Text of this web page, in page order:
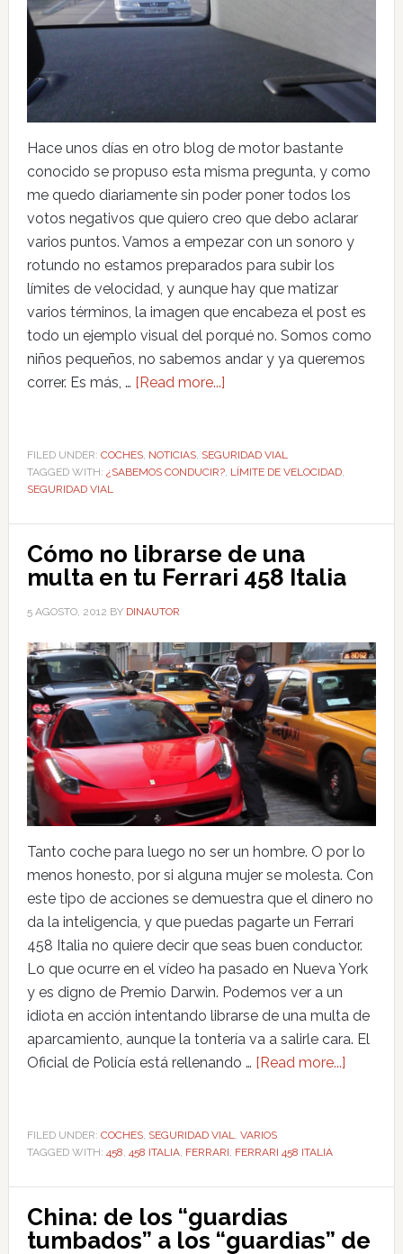
Hace unos días en otro blog de motor bastante
conocido se propuso esta misma pregunta, y como
me quedo diariamente sin poder poner todos los
votos negativos que quiero creo que debo aclarar
varios puntos. Vamos a empezar con un sonoro y
rotundo no estamos preparados para subir los
límites de velocidad, y aunque hay que matizar
varios términos, la imagen que encabeza el post es
todo un ejemplo visual del porqué no. Somos como
niños pequeños, no sabemos andar y ya queremos
correr. Es más, … [Read more...]
FILED UNDER: COCHES, NOTICIAS, SEGURIDAD VIAL
TAGGED WITH: ¿SABEMOS CONDUCIR?, LÍMITE DE VELOCIDAD,
SEGURIDAD VIAL
Cómo no librarse de una
multa en tu Ferrari 458 Italia
5 AGOSTO, 2012 BY DINAUTOR
Tanto coche para luego no ser un hombre. O por lo
menos honesto, por si alguna mujer se molesta. Con
este tipo de acciones se demuestra que el dinero no
da la inteligencia, y que puedas pagarte un Ferrari
458 Italia no quiere decir que seas buen conductor.
Lo que ocurre en el vídeo ha pasado en Nueva York
y es digno de Premio Darwin. Podemos ver a un
idiota en acción intentando librarse de una multa de
aparcamiento, aunque la tontería va a salirle cara. El
Oficial de Policía está rellenando … [Read more...]
FILED UNDER: COCHES, SEGURIDAD VIAL, VARIOS
TAGGED WITH: 458, 458 ITALIA, FERRARI, FERRARI 458 ITALIA
China: de los “guardias
tumbados” a los “guardias” de